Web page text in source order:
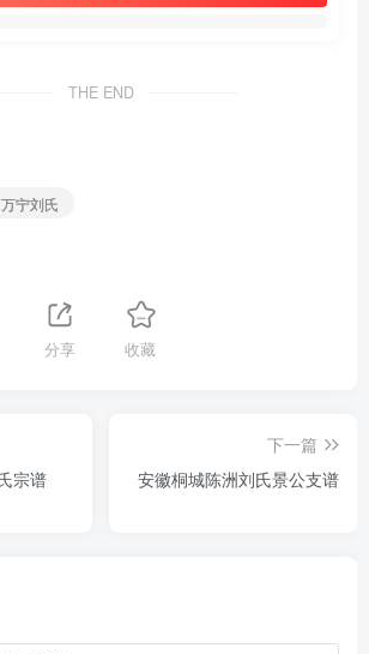
THE END
宁刘氏
分享 收藏
宗谱
下一篇
安徽桐城陈洲刘氏景公支谱